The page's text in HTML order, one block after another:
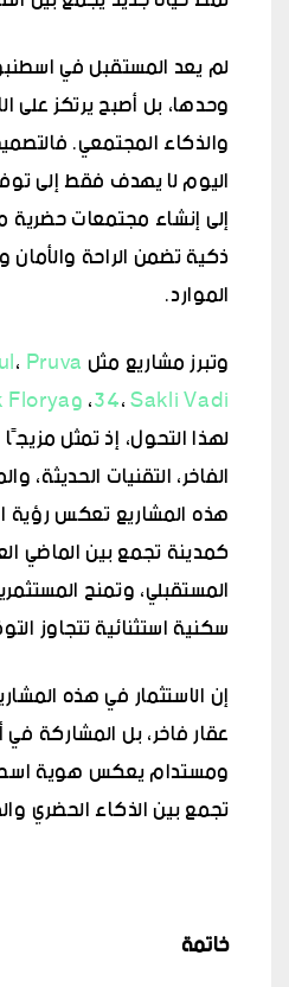
لم يعد المستقبل في
وحدها، بل أصبح يرتكز على
والذكاء المجتمعي.
اليوم لا يهدف فقط إلى
إلى إنشاء مجتمعات حضرية
ذكية تضمن الراحة
الموارد.
وتبرز مشاريع مثل
،Pruva
34،Sakli Vadi ،وNivak Florya
لهذا التحول، إذ تمثل
الفاخر، التقنيات الحديثة،
هذه المشاريع تعكس رؤية
كمدينة تجمع بين الماضي
المستقبلي، وتمنح
سكنية استثنائية تتجاوز
إن الاستثمار في هذه
عقار فاخر، بل المشاركة
ومستدام يعكس هوية
تجمع بين الذكاء الحضري
خاتمة